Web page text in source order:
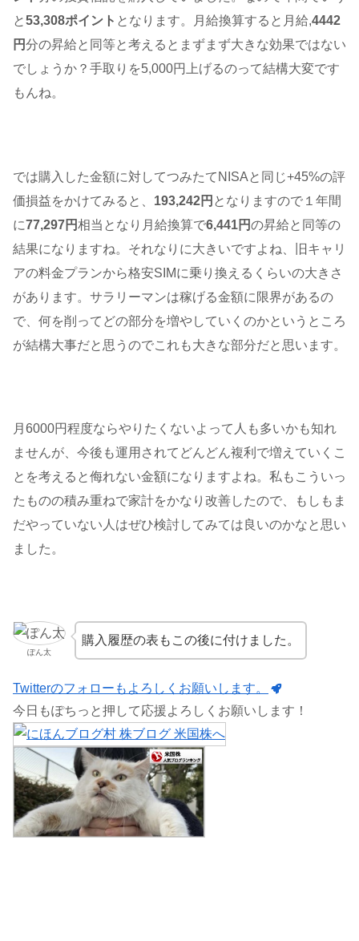
と53,308ポイント となります。月給換算すると月給,4442
円分の昇給と同等と考えるとまずまず大きな効果ではない
でしょうか？手取りを5,000円上げるのって結構大変です
もんね。
では購入した金額に対してつみたてNISAと同じ+45%の評
価損益をかけてみると、 193,242円 となりますので１年間
に77,297円相当となり月給換算で6,441円の昇給と同等の
結果になりますね。それなりに大きいですよね、旧キャリ
アの料金プランから格安SIMに乗り換えるくらいの大きさ
があります。サラリーマンは稼げる金額に限界があるの
で、何を削ってどの部分を増やしていくのかというところ
が結構大事だと思うのでこれも大きな部分だと思います。
月6000円程度ならやりたくないよって人も多いかも知れ
ませんが、今後も運用されてどんどん複利で増えていくこ
とを考えると侮れない金額になりますよね。私もこういっ
たものの積み重ねで家計をかなり改善したので、もしもま
だやっていない人はぜひ検討してみては良いのかなと思い
ました。
ぽん太
購入履歴の表もこの後に付けました。
Twitterのフォローもよろしくお願いします。
今日もぽちっと押して応援よろしくお願いします！